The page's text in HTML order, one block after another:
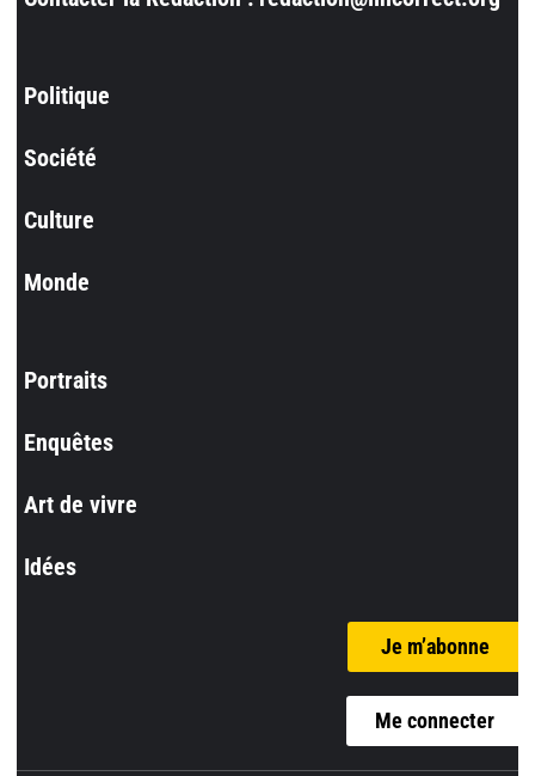
Politique
Société
Culture
Monde
Portraits
Enquêtes
Art de vivre
Idées
Je m’abonne
Me connecter